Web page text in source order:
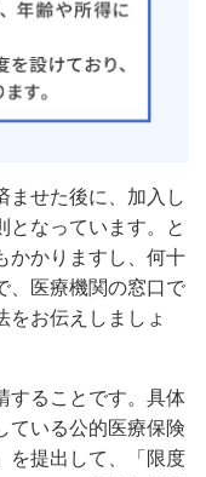
ませた後に、加入し
となっています。と
かかりますし、何十
、医療機関の窓口で
をお伝えしましょ
することです。具体
ている公的医療保険
を提出して、「限度